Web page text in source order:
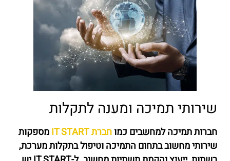
שירותי תמיכה ומענה לתקלות
חברות תמיכה למחשבים כמוחברת IT START
מספקות
שירותי מחשוב בתחום התמיכה וטיפול בתקלות מערכת,